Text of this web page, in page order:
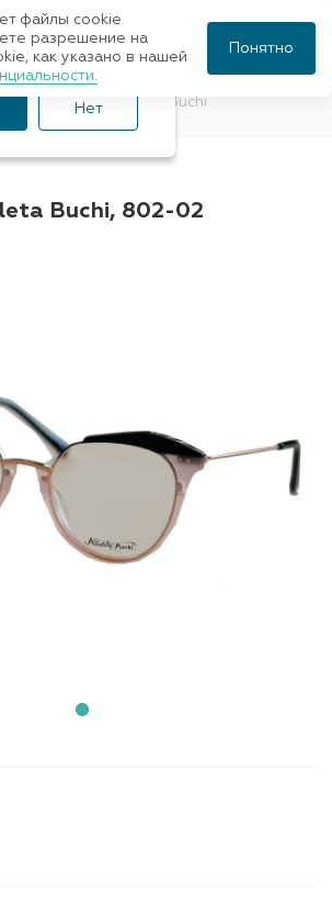
очков Nicoleta Buchi
Buchi, 802-02
Санкт-
Нет
файлы cookie.
разрешение на
как указано в нашей
Понятно